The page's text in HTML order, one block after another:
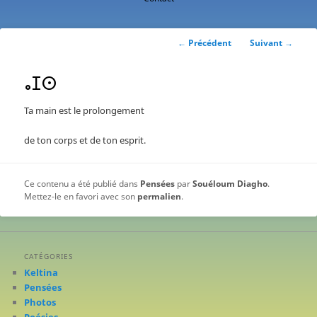
Navigation
← Précédent Suivant →
ⴰⵊⵙ
Ta main est le prolongement
de ton corps et de ton esprit.
Ce contenu a été publié dans Pensées parSouéloum Diagho.
Mettez-le en favori avec son permalien.
CATÉGORIES
Keltina
Pensées
Photos